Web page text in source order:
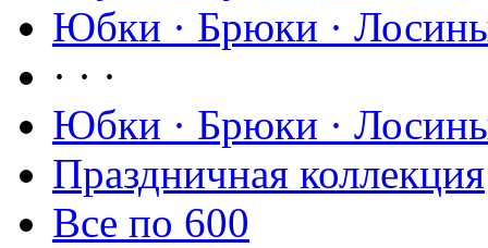
Юбки · Брюки ·
· · ·
Юбки · Брюки ·
Праздничная коллекция
Все по 600